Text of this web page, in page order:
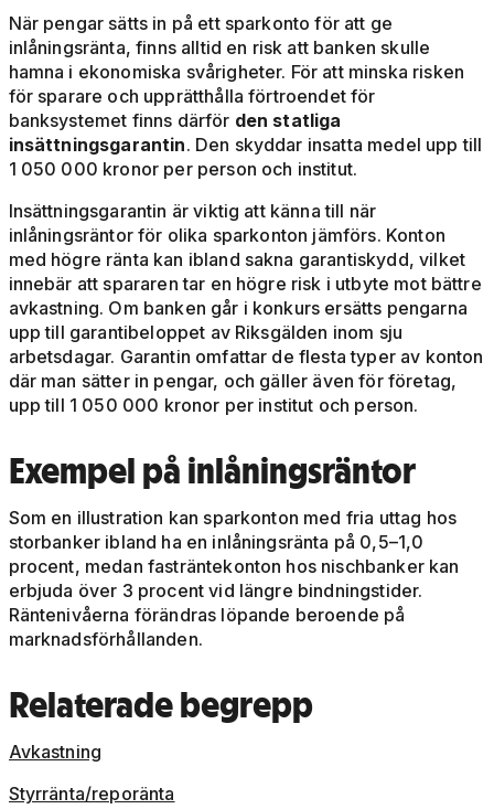
När pengar sätts in på ett sparkonto för att ge
inlåningsränta, finns alltid en risk att banken skulle
hamna i ekonomiska svårigheter. För att minska risken
för sparare och upprätthålla förtroendet för
banksystemet finns därför den statliga
insättningsgarantin. Den skyddar insatta medel upp till
1 050 000 kronor per person och institut.
Insättningsgarantin är viktig att känna till när
inlåningsräntor för olika sparkonton jämförs. Konton
med högre ränta kan ibland sakna garantiskydd, vilket
innebär att spararen tar en högre risk i utbyte mot bättre
avkastning. Om banken går i konkurs ersätts pengarna
upp till garantibeloppet av Riksgälden inom sju
arbetsdagar. Garantin omfattar de flesta typer av konton
där man sätter in pengar, och gäller även för företag,
upp till 1 050 000 kronor per institut och person.
Exempel på inlåningsräntor
Som en illustration kan sparkonton med fria uttag hos
storbanker ibland ha en inlåningsränta på 0,5–1,0
procent, medan fasträntekonton hos nischbanker kan
erbjuda över 3 procent vid längre bindningstider.
Räntenivåerna förändras löpande beroende på
marknadsförhållanden.
Relaterade begrepp
Avkastning
Styrränta/reporänta